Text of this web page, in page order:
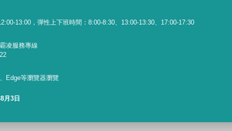
13:00，彈性上下班時間：8:00-8:30、13:00-13:30、17:00-17:30
凌服務專線
Edge等瀏覽器瀏覽
月3日